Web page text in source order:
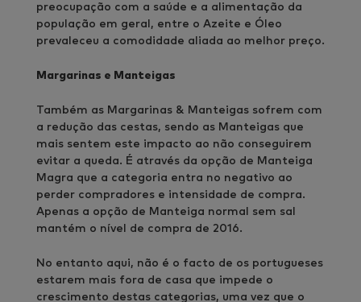
preocupação com a saúde e a alimentação da
população em geral, entre o Azeite e Óleo
prevaleceu a comodidade aliada ao melhor preço.
Margarinas e Manteigas
Também as Margarinas & Manteigas sofrem com
a redução das cestas, sendo as Manteigas que
mais sentem este impacto ao não conseguirem
evitar a queda. É através da opção de Manteiga
Magra que a categoria entra no negativo ao
perder compradores e intensidade de compra.
Apenas a opção de Manteiga normal sem sal
mantém o nível de compra de 2016.
No entanto aqui, não é o facto de os portugueses
estarem mais fora de casa que impede o
crescimento destas categorias, uma vez que o